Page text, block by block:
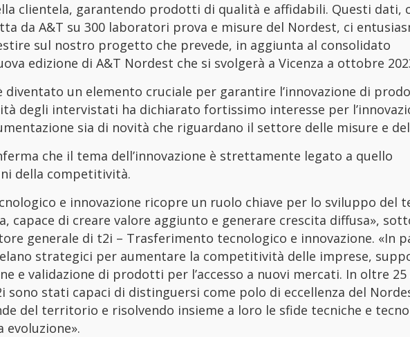
clientela, garantendo prodotti di qualità e affidabili. Questi dati,
da A&T su 300 laboratori prova e misure del Nordest, ci
sul nostro progetto che prevede, in aggiunta al consolidato
edizione di A&T Nordest che si svolgerà a Vicenza a ottobre
diventato un elemento cruciale per garantire l’innovazione di
degli intervistati ha dichiarato fortissimo interesse per
sia di novità che riguardano il settore delle misure e
che il tema dell’innovazione è strettamente legato a quello
della competitività.
e innovazione ricopre un ruolo chiave per lo sviluppo del
capace di creare valore aggiunto e generare crescita diffusa»,
generale di t2i – Trasferimento tecnologico e innovazione. «In
strategici per aumentare la competitività delle imprese,
e validazione di prodotti per l’accesso a nuovi mercati. In oltre 25
sono stati capaci di distinguersi come polo di eccellenza del
del territorio e risolvendo insieme a loro le sfide tecniche e
evoluzione».